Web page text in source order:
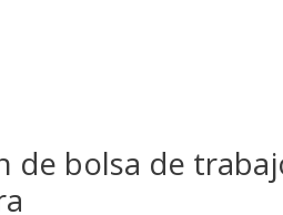
de bolsa de